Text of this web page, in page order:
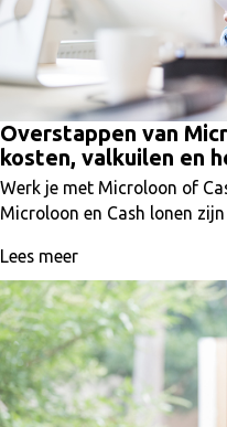
Overstappen van
kosten, valkuilen en
Werk je met Microloon of
Microloon en Cash lonen
Lees meer